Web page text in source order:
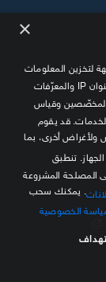
×
لتخزين المعلومات
على جهازك والوصول إليها ومعالجة البيانات الشخصية مثل عنوان IP والمعرّفات
المخصّصين وقياس
قد يقوم
ولأغراض أخرى، بما
تنطبق
المصلحة المشروعة
. يمكنك سحب
الخصوصية